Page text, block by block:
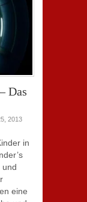
Das
2013
in
und
eine